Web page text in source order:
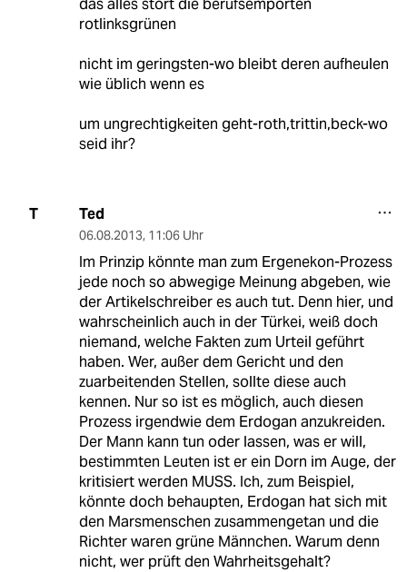
das alles stört die berufsempörten
rotlinksgrünen
nicht im geringsten-wo bleibt deren aufheulen
wie üblich wenn es
um ungrechtigkeiten geht-roth,trittin,beck-wo
seid ihr?
T Ted
06.08.2013, 11:06 Uhr
Im Prinzip könnte man zum Ergenekon-Prozess
jede noch so abwegige Meinung abgeben, wie
der Artikelschreiber es auch tut. Denn hier, und
wahrscheinlich auch in der Türkei, weiß doch
niemand, welche Fakten zum Urteil geführt
haben. Wer, außer dem Gericht und den
zuarbeitenden Stellen, sollte diese auch
kennen. Nur so ist es möglich, auch diesen
Prozess irgendwie dem Erdogan anzukreiden.
Der Mann kann tun oder lassen, was er will,
bestimmten Leuten ist er ein Dorn im Auge, der
kritisiert werden MUSS. Ich, zum Beispiel,
könnte doch behaupten, Erdogan hat sich mit
den Marsmenschen zusammengetan und die
Richter waren grüne Männchen. Warum denn
nicht, wer prüft den Wahrheitsgehalt?